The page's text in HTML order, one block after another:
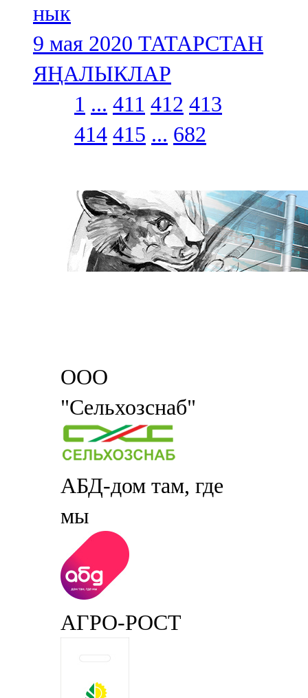
нык
9 мая 2020 ТАТАРСТАН
ЯҢАЛЫКЛАР
1 ... 411 412 413
414 415 ... 682
ООО
"Сельхозснаб"
АБД-дом там, где
мы
АГРО-РОСТ